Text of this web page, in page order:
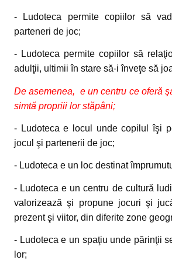
- Ludoteca permite copiilor să
parteneri de joc;
- Ludoteca permite copiilor să
adulţii, ultimii în stare să-i înveţe să
De asemenea, e un centru ce oferă
simtă propriii lor stăpâni;
- Ludoteca e locul unde copilul îşi
jocul şi partenerii de joc;
- Ludoteca e un loc destinat
- Ludoteca e un centru de cultură
valorizează şi propune jocuri şi
prezent şi viitor, din diferite zone
- Ludoteca e un spaţiu unde părinţii
lor;